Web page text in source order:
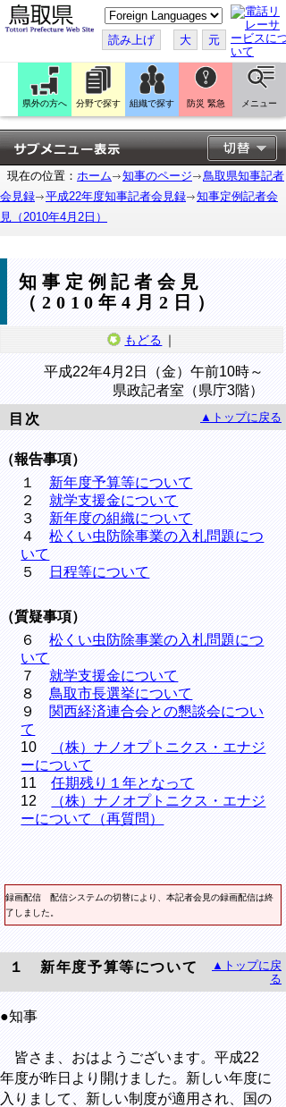
こ
の
ペ
ー
ジ
翻
訳
す
る
読み上げ 大 元
県外の方へ 分野で探す 組織で探す 防災 緊急 メニュー
現在の位置： ホーム 知事のページ
鳥取県知事記者
会見録
平成22年度知事記者会見録
知事定例記者会
見（2010年4月2日）
知事定例記者会見
（2010年4月2日）
もどる ｜
平成22年4月2日（金）午前10時～
県政記者室（県庁3階）
目次
▲トップに戻る
（報告事項）
１ 新年度予算等について
２就学支援金について
３ 新年度の組織について
４松くい虫防除事業の入札問題につ
いて
５
日程等について
（質疑事項）
６松くい虫防除事業の入札問題につ
いて
７就学支援金について
８ 鳥取市長選挙について
９ 関西経済連合会との懇談会につい
て
10
（株）ナノオプトニクス・エナジ
ーについて
11任期残り１年となって
12
（株）ナノオプトニクス・エナジ
ーについて（再質問）
録画配信 配信システムの切替により、本記者会見の録画配信は終
了しました。
１ 新年度予算等について
▲トップに戻
る
●知事
皆さま、おはようございます。平成22
年度が昨日より開けました。新しい年度に
入りまして、新しい制度が適用され、国の